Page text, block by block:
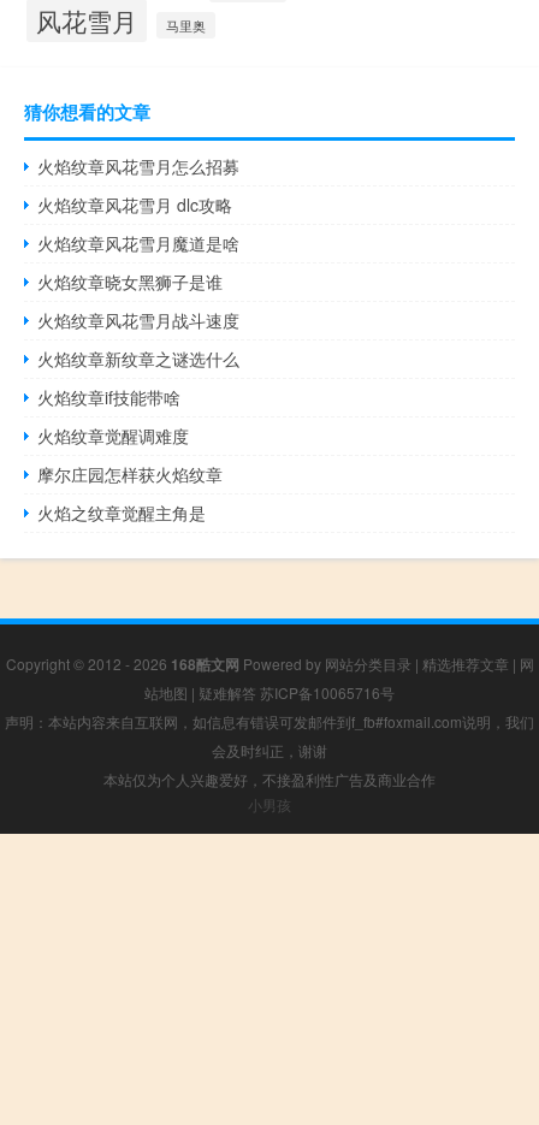
风花雪月 马里奥
猜你想看的文章
火焰纹章风花雪月怎么招募
火焰纹章风花雪月 dlc攻略
火焰纹章风花雪月魔道是啥
火焰纹章晓女黑狮子是谁
火焰纹章风花雪月战斗速度
火焰纹章新纹章之谜选什么
火焰纹章if技能带啥
火焰纹章觉醒调难度
摩尔庄园怎样获火焰纹章
火焰之纹章觉醒主角是
Copyright © 2012 - 2026 168酷文网 Powered by 网站分类目录 | 精选推荐文章 | 网
站地图 | 疑难解答 苏ICP备10065716号
声明：本站内容来自互联网，如信息有错误可发邮件到f_fb#foxmail.com说明，我们
会及时纠正，谢谢
本站仅为个人兴趣爱好，不接盈利性广告及商业合作
小男孩